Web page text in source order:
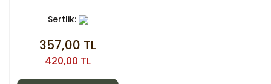
Sertlik:
357,00 TL
420,00 TL